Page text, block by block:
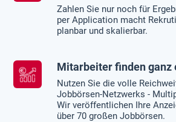
Zahlen Sie nur noch für
per Application macht
planbar und skalierbar.
Mitarbeiter finden ganz
Nutzen Sie die volle
Jobbörsen-Netzwerks -
Wir veröffentlichen Ihre
über 70 großen Jobbörsen.